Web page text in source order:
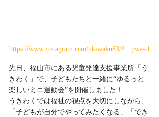
https://www.instagram.com/ukiwaku83/?__pwa=1
先日、福山市にある児童発達支援事業所「う
きわく」で、子どもたちと一緒に“ゆるっと
楽しいミニ運動会”を開催しました！
うきわくでは福祉の視点を大切にしながら、
「子どもが自分でやってみたくなる」「でき